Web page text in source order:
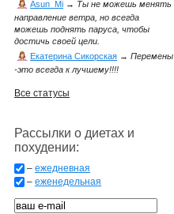
Asun_Mi → Ты не можешь менять
направление ветра, но всегда
можешь поднять паруса, чтобы
достичь своей цели.
Екатерина Сикорская → Перемены
-это всегда к лучшему!!!!
Все статусы
Рассылки о диетах и
похудении:
– ежедневная
– еженедельная